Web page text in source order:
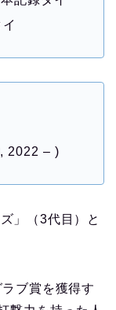
2022 – )
」（3代目）と
ブ賞を獲得す